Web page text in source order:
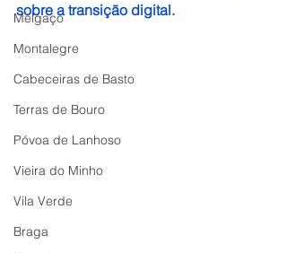
Melgaço
Montalegre
Cabeceiras de Basto
Terras de Bouro
Póvoa de Lanhoso
Vieira do Minho
Vila Verde
Braga
sobre a transição digital.